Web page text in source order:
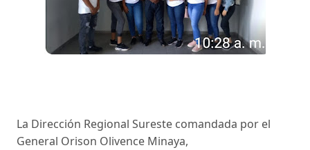
La Dirección Regional Sureste comandada por el
General Orison Olivence Minaya,